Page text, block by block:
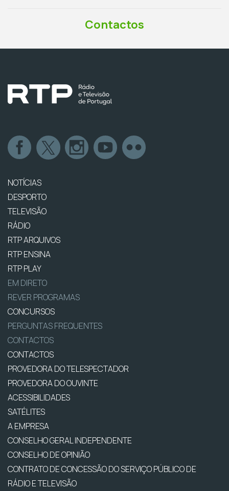
Contactos
NOTÍCIAS
DESPORTO
TELEVISÃO
RÁDIO
RTP ARQUIVOS
RTP ENSINA
RTP PLAY
EM DIRETO
REVER PROGRAMAS
CONCURSOS
PERGUNTAS FREQUENTES
CONTACTOS
CONTACTOS
PROVEDORA DO TELESPECTADOR
PROVEDORA DO OUVINTE
ACESSIBILIDADES
SATÉLITES
A EMPRESA
CONSELHO GERAL INDEPENDENTE
CONSELHO DE OPINIÃO
CONTRATO DE CONCESSÃO DO SERVIÇO PÚBLICO DE
RÁDIO E TELEVISÃO